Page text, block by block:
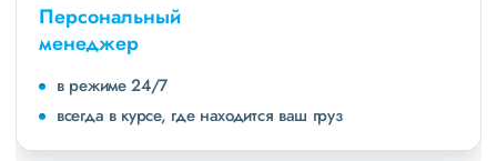
Персональный
менеджер
в режиме 24/7
всегда в курсе, где находится ваш груз